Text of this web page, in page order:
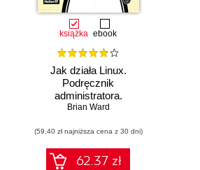
książka ebook
Jak działa Linux.
Podręcznik
administratora.
Wydanie III
Brian Ward
(59,40 zł najniższa cena z 30 dni)
62.37 zł